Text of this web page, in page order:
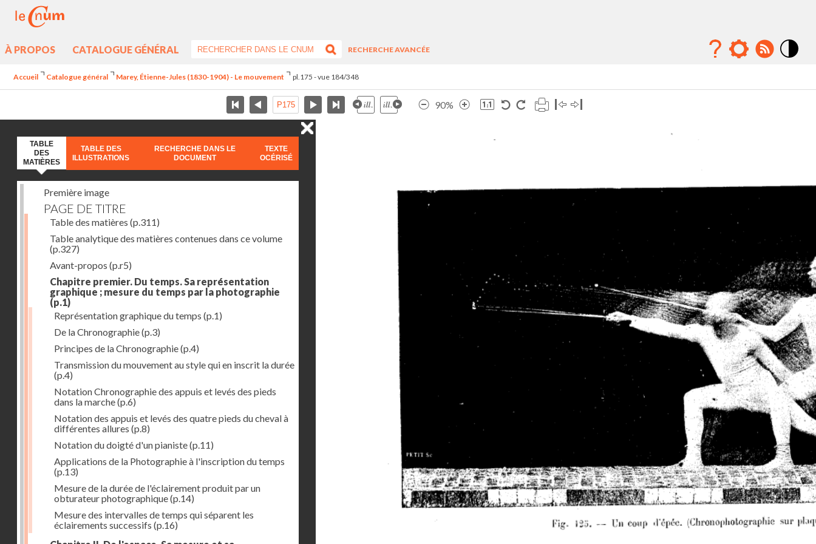
À PROPOS CATALOGUE GÉNÉRAL
RECHERCHE AVANCÉE
Accueil Catalogue général Marey, Étienne-Jules (1830-1904) - Le mouvement pl.175 - vue 184/348
90%
TABLE
DES
MATIÈRES
TABLE DES
ILLUSTRATIONS
RECHERCHE DANS LE
DOCUMENT
TEXTE
OCÉRISÉ
Première image
PAGE DE TITRE
Table des matières (p.311)
Table analytique des matières contenues dans ce volume
(p.327)
Avant-propos (p.r5)
Chapitre premier. Du temps. Sa représentation
graphique ; mesure du temps par la photographie
(p.1)
Représentation graphique du temps (p.1)
De la Chronographie(p.3)
Principes de la Chronographie(p.4)
Transmission du mouvement au style qui en inscrit la durée
(p.4)
Notation Chronographie des appuis et levés des pieds
dans la marche(p.6)
Notation des appuis et levés des quatre pieds du cheval à
différentes allures (p.8)
Notation du doigté d'un pianiste(p.11)
Applications de la Photographie à l'inscription du temps
(p.13)
Mesure de la durée de l'éclairement produit par un
obturateur photographique(p.14)
Mesure des intervalles de temps qui séparent les
éclairements successifs (p.16)